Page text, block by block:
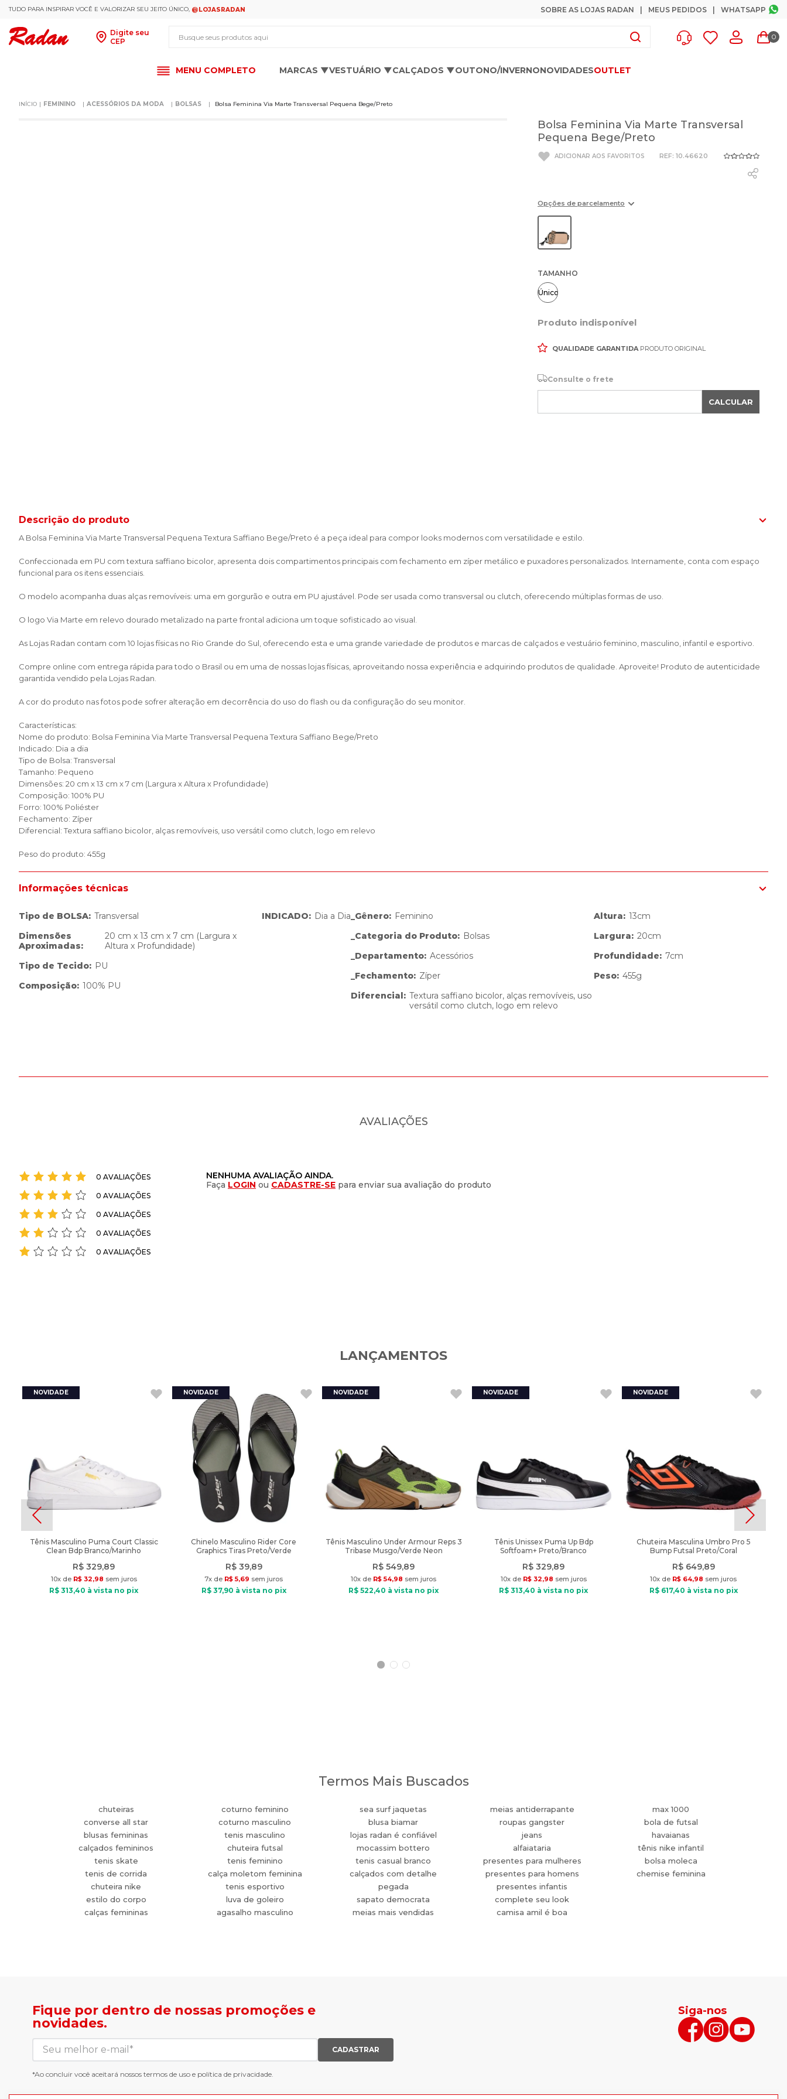
TUDO PARA INSPIRAR VOCÊ E VALORIZAR SEU JEITO ÚNICO, @LOJASRADAN SOBRE AS LOJAS RADAN MEUS PEDIDOS WHATSAPP
Digite seu
CEP
0
MENU COMPLETO MARCAS ▼VESTUÁRIO ▼CALÇADOS ▼OUTONO/INVERNONOVIDADESOUTLET
FEMININO ACESSÓRIOS DA MODA BOLSAS Bolsa Feminina Via Marte Transversal Pequena Bege/Preto
Bolsa Feminina Via Marte Transversal
Pequena Bege/Preto
: 10.46620
Opções de parcelamento
TAMANHO
Único
Produto indisponível
QUALIDADE GARANTIDAPRODUTO ORIGINAL
Consulte o frete
CALCULAR
Descrição do produto
A Bolsa Feminina Via Marte Transversal Pequena Textura Saffiano Bege/Preto é a peça ideal para compor looks modernos com versatilidade e estilo.
Confeccionada em PU com textura saffiano bicolor, apresenta dois compartimentos principais com fechamento em zíper metálico e puxadores personalizados. Internamente, conta com espaço
funcional para os itens essenciais.
O modelo acompanha duas alças removíveis: uma em gorgurão e outra em PU ajustável. Pode ser usada como transversal ou clutch, oferecendo múltiplas formas de uso.
O logo Via Marte em relevo dourado metalizado na parte frontal adiciona um toque sofisticado ao visual.
As Lojas Radan contam com 10 lojas físicas no Rio Grande do Sul, oferecendo esta e uma grande variedade de produtos e marcas de calçados e vestuário feminino, masculino, infantil e esportivo.
Compre online com entrega rápida para todo o Brasil ou em uma de nossas lojas físicas, aproveitando nossa experiência e adquirindo produtos de qualidade. Aproveite! Produto de autenticidade
garantida vendido pela Lojas Radan.
A cor do produto nas fotos pode sofrer alteração em decorrência do uso do flash ou da configuração do seu monitor.
Características:
Nome do produto: Bolsa Feminina Via Marte Transversal Pequena Textura Saffiano Bege/Preto
Indicado: Dia a dia
Tipo de Bolsa: Transversal
Tamanho: Pequeno
Dimensões: 20 cm x 13 cm x 7 cm (Largura x Altura x Profundidade)
Composição: 100% PU
Forro: 100% Poliéster
Fechamento: Zíper
Diferencial: Textura saffiano bicolor, alças removíveis, uso versátil como clutch, logo em relevo
Peso do produto: 455g
Informações técnicas
Tipo de BOLSA: Transversal
Dimensões
Aproximadas:
20 cm x 13 cm x 7 cm (Largura x
Altura x Profundidade)
Tipo de Tecido: PU
Composição: 100% PU
INDICADO: Dia a Dia _Gênero: Feminino
_Categoria do Produto: Bolsas
_Departamento: Acessórios
_Fechamento: Zíper
Diferencial: Textura saffiano bicolor, alças removíveis, uso
versátil como clutch, logo em relevo
Altura: 13cm
Largura: 20cm
Profundidade: 7cm
Peso: 455g
AVALIAÇÕES
0 AVALIAÇÕES
0 AVALIAÇÕES
0 AVALIAÇÕES
0 AVALIAÇÕES
0 AVALIAÇÕES
NENHUMA AVALIAÇÃO AINDA.
Faça LOGIN ou CADASTRE-SE para enviar sua avaliação do produto
LANÇAMENTOS
Tênis Masculino Puma Court Classic
Clean Bdp Branco/Marinho
R$ 329,89
10x de R$ 32,98 sem juros
R$ 313,40 à vista no pix
Chinelo Masculino Rider Core
Graphics Tiras Preto/Verde
R$ 39,89
7x de R$ 5,69 sem juros
R$ 37,90 à vista no pix
Tênis Masculino Under Armour Reps 3
Tribase Musgo/Verde Neon
R$ 549,89
10x de R$ 54,98 sem juros
R$ 522,40 à vista no pix
Tênis Unissex Puma Up Bdp
Softfoam+ Preto/Branco
R$ 329,89
10x de R$ 32,98 sem juros
R$ 313,40 à vista no pix
Chuteira Masculina Umbro Pro 5
Bump Futsal Preto/Coral
R$ 649,89
10x de R$ 64,98 sem juros
R$ 617,40 à vista no pix
Termos Mais Buscados
chuteiras
converse all star
blusas femininas
calçados femininos
tenis skate
tenis de corrida
chuteira nike
estilo do corpo
calças femininas
coturno feminino
coturno masculino
tenis masculino
chuteira futsal
tenis feminino
calça moletom feminina
tenis esportivo
luva de goleiro
agasalho masculino
sea surf jaquetas
blusa biamar
lojas radan é confiável
mocassim bottero
tenis casual branco
calçados com detalhe
pegada
sapato democrata
meias mais vendidas
meias antiderrapante
roupas gangster
jeans
alfaiataria
presentes para mulheres
presentes para homens
presentes infantis
complete seu look
camisa amil é boa
max 1000
bola de futsal
havaianas
tênis nike infantil
bolsa moleca
chemise feminina
Fique por dentro de nossas promoções e
novidades.
CADASTRAR
*Ao concluir você aceitará nossos termos de uso e política de privacidade.
Siga-nos